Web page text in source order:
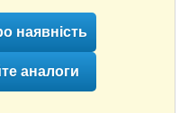
наявність
аналоги